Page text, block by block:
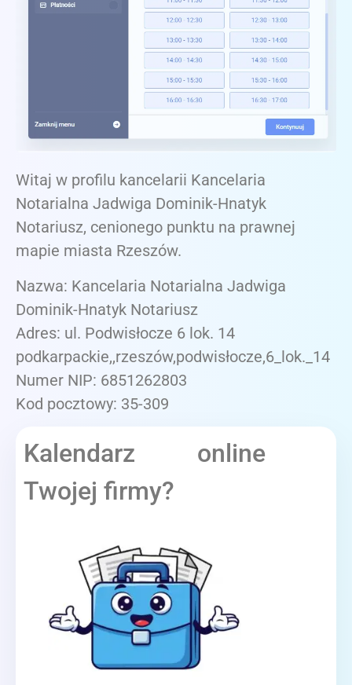
Witaj w profilu kancelarii Kancelaria
Notarialna Jadwiga Dominik-Hnatyk
Notariusz, cenionego punktu na prawnej
mapie miasta Rzeszów.
Nazwa: Kancelaria Notarialna Jadwiga
Dominik-Hnatyk Notariusz
Adres: ul. Podwisłocze 6 lok. 14
podkarpackie,,rzeszów,podwisłocze,6_lok._14
Numer NIP: 6851262803
Kod pocztowy: 35-309
Kalendarz online
Twojej firmy?